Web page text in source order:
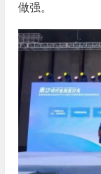
做强。